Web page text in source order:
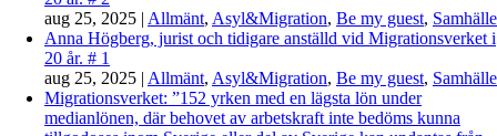
aug 25, 2025 | Allmänt, Asyl&Migration, Be my guest, Samhälle
Anna Högberg, jurist och tidigare anställd vid Migrationsverket i
20 år. # 1
aug 25, 2025 | Allmänt, Asyl&Migration, Be my guest, Samhälle
Migrationsverket: ”152 yrken med en lägsta lön under
medianlönen, där behovet av arbetskraft inte bedöms kunna